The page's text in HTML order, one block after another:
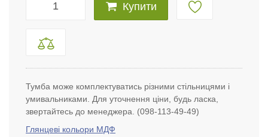
Купити
Тумба може комплектуватись різними стільницями і
умивальниками. Для уточнення ціни, будь ласка,
звертайтесь до менеджера. (098-113-49-49)
Глянцеві кольори МДФ